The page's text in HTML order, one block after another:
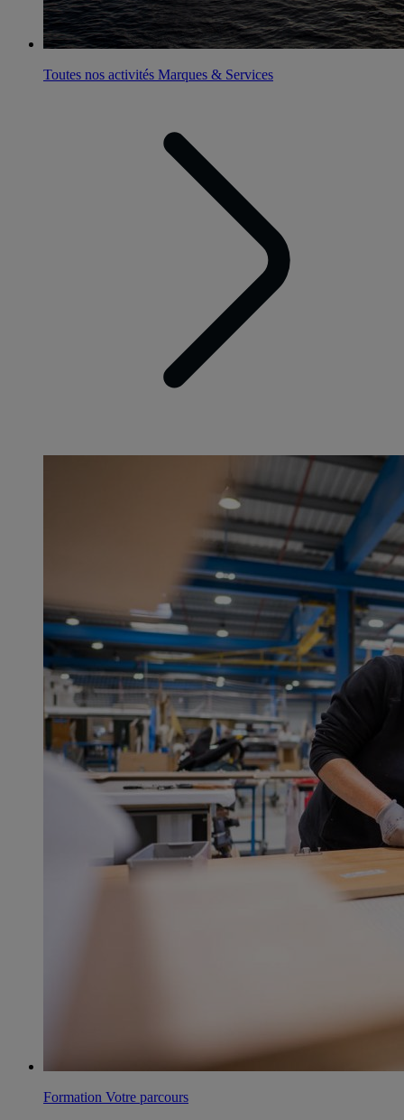
Toutes nos activités Marques & Services
Formation Votre parcours